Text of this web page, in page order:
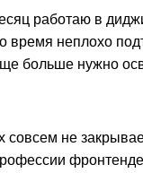
работаю в
время неплохо
больше нужно
совсем не